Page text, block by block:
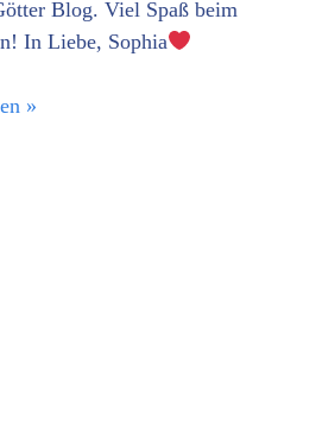
Blog. Viel Spaß beim
In Liebe, Sophia
»